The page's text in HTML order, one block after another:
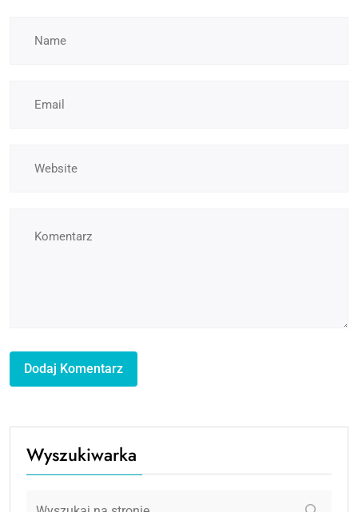
Wyszukiwarka